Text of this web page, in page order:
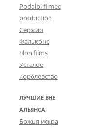
Podolbi filmec
production
Сержио
Фальконе
Slon films
Усталое
королевство
ЛУЧШИЕ ВНЕ
АЛЬЯНСА
Божья искра